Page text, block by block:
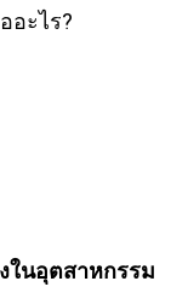
นอุตสาหกรรม